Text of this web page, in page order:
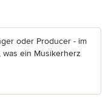
Sternen
oder Producer - im
was ein Musikerherz